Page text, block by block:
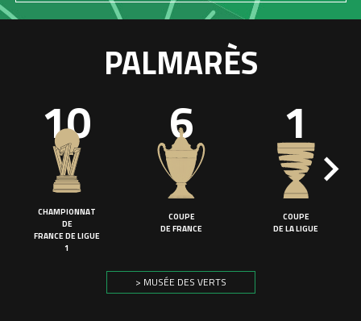
PALMARÈS
10
CHAMPIONNAT
DE
FRANCE DE LIGUE
1
6
COUPE
DE FRANCE
1
COUPE
DE LA LIGUE
> MUSÉE DES VERTS